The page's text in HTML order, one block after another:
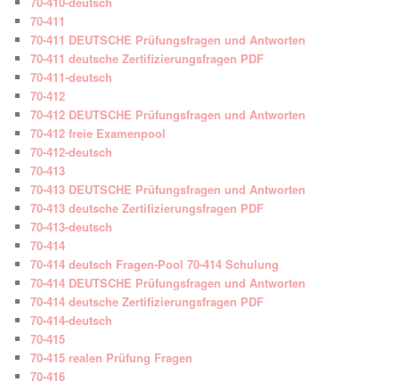
70-411
70-411 DEUTSCHE Prüfungsfragen und Antworten
70-411 deutsche Zertifizierungsfragen PDF
70-411-deutsch
70-412
70-412 DEUTSCHE Prüfungsfragen und Antworten
70-412 freie Examenpool
70-412-deutsch
70-413
70-413 DEUTSCHE Prüfungsfragen und Antworten
70-413 deutsche Zertifizierungsfragen PDF
70-413-deutsch
70-414
70-414 deutsch Fragen-Pool 70-414 Schulung
70-414 DEUTSCHE Prüfungsfragen und Antworten
70-414 deutsche Zertifizierungsfragen PDF
70-414-deutsch
70-415
70-415 realen Prüfung Fragen
70-416